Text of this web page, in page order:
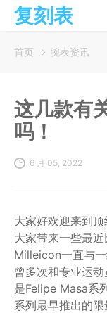
复刻表
首页 腕表资讯
这几款有
吗！
6 月 05, 2022
大家好欢迎来到
大家带来一些最
Milleicon一直与
曾多次和专业运
是Felipe Masa系
系列最早推出的